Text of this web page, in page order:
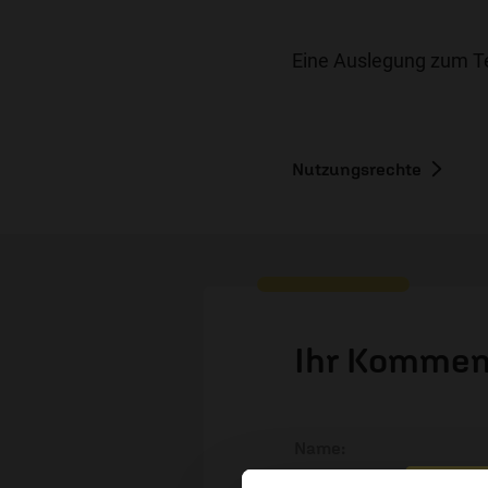
Eine Auslegung zum
Nutzungsrechte
Ihr